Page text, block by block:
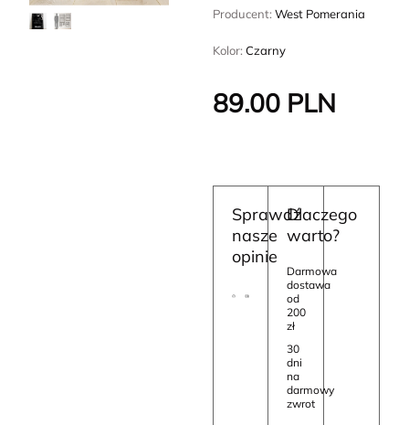
Producent: West Pomerania
Kolor: Czarny
89.00PLN
Sprawdź
nasze
opinie
Dlaczego
warto?
Darmowa
dostawa
od
200
zł
30
dni
na
darmowy
zwrot